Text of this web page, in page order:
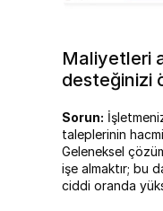
Maliyetleri
desteğinizi
Sorun:
taleplerinin
Geleneksel
işe almaktır; bu
ciddi oranda